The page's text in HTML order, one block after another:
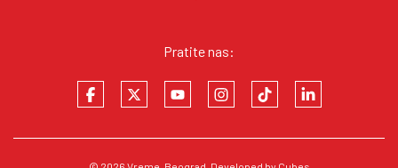
Pratite nas: